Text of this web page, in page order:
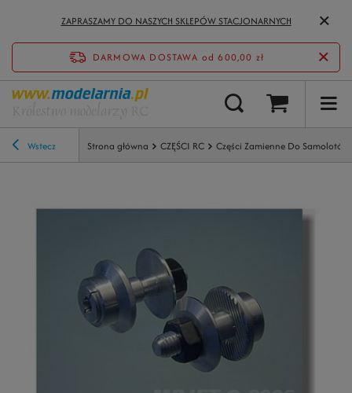
ZAPRASZAMY DO NASZYCH SKLEPÓW STACJONARNYCH
DARMOWA DOSTAWA od 600,00 zł
Wstecz Strona główna CZĘŚCI RC Części Zamienne Do Samolotów